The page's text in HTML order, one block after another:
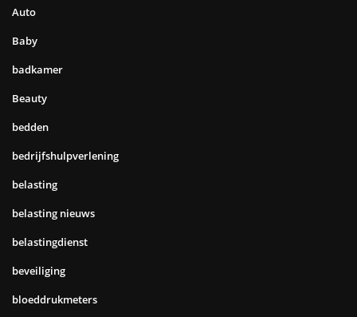
Auto
Baby
badkamer
Beauty
bedden
bedrijfshulpverlening
belasting
belasting nieuws
belastingdienst
beveiliging
bloeddrukmeters